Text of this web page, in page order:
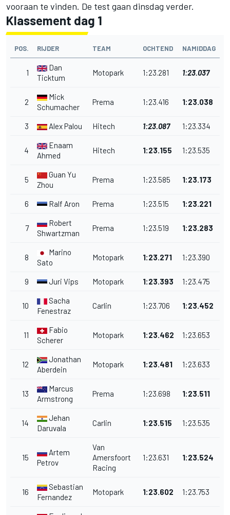
vooraan te vinden. De test gaan dinsdag verder.
Klassement dag 1
POS. RIJDER TEAM OCHTEND NAMIDDAG
1
Dan
Ticktum
Motopark 1:23.281 1:23.037
2
Mick
Schumacher
Prema 1:23.416 1:23.038
3 Alex Palou Hitech 1:23.087 1:23.334
4
Enaam
Ahmed
Hitech 1:23.155 1:23.535
5
Guan Yu
Zhou
Prema 1:23.585 1:23.173
6 Ralf Aron Prema 1:23.515 1:23.221
7
Robert
Shwartzman
Prema 1:23.519 1:23.283
8
Marino
Sato
Motopark 1:23.271 1:23.390
9 Juri Vips Motopark 1:23.393 1:23.475
10
Sacha
Fenestraz
Carlin 1:23.706 1:23.452
11
Fabio
Scherer
Motopark 1:23.462 1:23.653
12
Jonathan
Aberdein
Motopark 1:23.481 1:23.633
13
Marcus
Armstrong
Prema 1:23.698 1:23.511
14
Jehan
Daruvala
Carlin 1:23.515 1:23.535
15
Artem
Petrov
Van
Amersfoort
Racing
1:23.631 1:23.524
16
Sebastian
Fernandez
Motopark 1:23.602 1:23.753